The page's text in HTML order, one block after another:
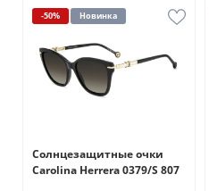
-50% Новинка
Солнцезащитные очки
Carolina Herrera 0379/S 807